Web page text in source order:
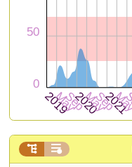
 